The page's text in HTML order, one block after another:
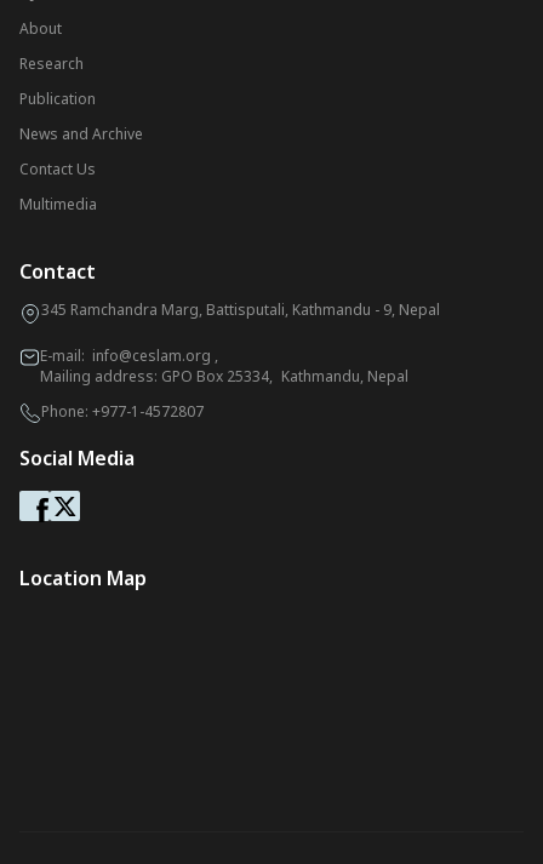
About
Research
Publication
News and Archive
Contact Us
Multimedia
Contact
345 Ramchandra Marg, Battisputali, Kathmandu - 9, Nepal
E-mail: info@ceslam.org ,
Mailing address: GPO Box 25334, Kathmandu, Nepal
Phone: +977-1-4572807
Social Media
Location Map